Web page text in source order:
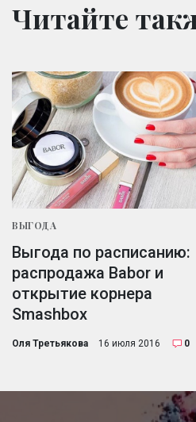
Читайте
ВЫГОДА
Выгода по расписанию:
распродажа Babor и
открытие корнера
Smashbox
Оля Третьякова 16 июля 2016 0